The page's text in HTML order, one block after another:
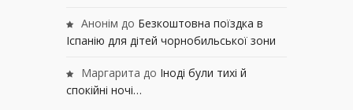
Анонім до Безкоштовна поїздка в
Іспанію для дітей чорнобильської зони
Маргарита до Іноді були тихі й
спокійні ночі…